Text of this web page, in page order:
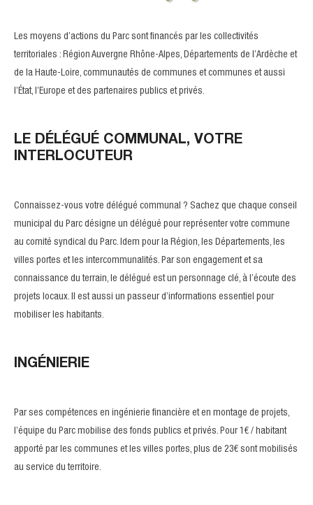
Les moyens d’actions du Parc sont financés par les collectivités
territoriales : Région Auvergne Rhône-Alpes, Départements de l’Ardèche et
de la Haute-Loire, communautés de communes et communes et aussi
l’État, l’Europe et des partenaires publics et privés.
LE DÉLÉGUÉ COMMUNAL, VOTRE
INTERLOCUTEUR
Connaissez-vous votre délégué communal ? Sachez que chaque conseil
municipal du Parc désigne un délégué pour représenter votre commune
au comité syndical du Parc. Idem pour la Région, les Départements, les
villes portes et les intercommunalités. Par son engagement et sa
connaissance du terrain, le délégué est un personnage clé, à l’écoute des
projets locaux. Il est aussi un passeur d’informations essentiel pour
mobiliser les habitants.
INGÉNIERIE
Par ses compétences en ingénierie financière et en montage de projets,
l’équipe du Parc mobilise des fonds publics et privés. Pour 1€ / habitant
apporté par les communes et les villes portes, plus de 23€ sont mobilisés
au service du territoire.